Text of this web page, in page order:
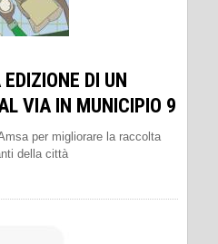
DI UN
VIA IN MUNICIPIO 9
per migliorare la raccolta
della città